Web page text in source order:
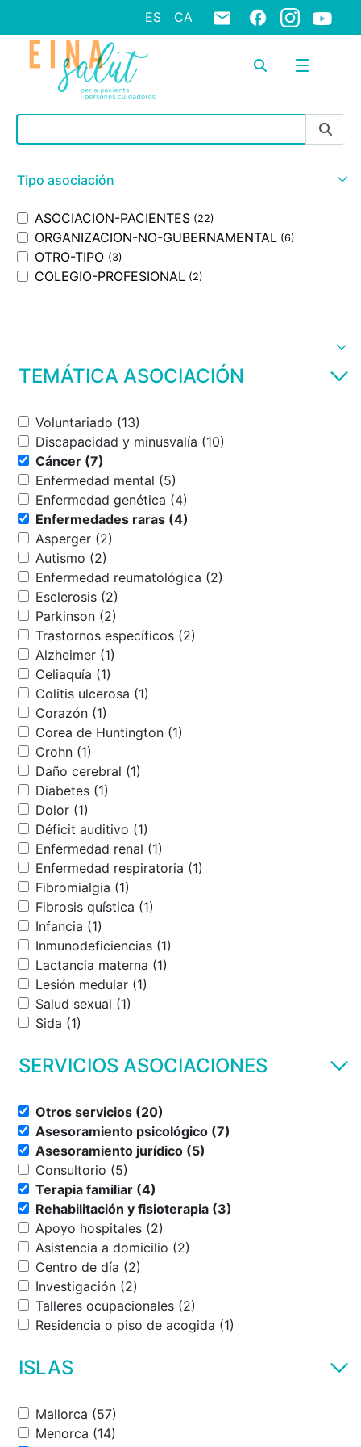
ES CA
Barra de búsqueda
Tipo asociación
ASOCIACION-PACIENTES (22)
ORGANIZACION-NO-GUBERNAMENTAL (6)
OTRO-TIPO (3)
COLEGIO-PROFESIONAL (2)
TEMÁTICA ASOCIACIÓN
Voluntariado (13)
Discapacidad y minusvalía (10)
Cáncer (7)
Enfermedad mental (5)
Enfermedad genética (4)
Enfermedades raras (4)
Asperger (2)
Autismo (2)
Enfermedad reumatológica (2)
Esclerosis (2)
Parkinson (2)
Trastornos específicos (2)
Alzheimer (1)
Celiaquía (1)
Colitis ulcerosa (1)
Corazón (1)
Corea de Huntington (1)
Crohn (1)
Daño cerebral (1)
Diabetes (1)
Dolor (1)
Déficit auditivo (1)
Enfermedad renal (1)
Enfermedad respiratoria (1)
Fibromialgia (1)
Fibrosis quística (1)
Infancia (1)
Inmunodeficiencias (1)
Lactancia materna (1)
Lesión medular (1)
Salud sexual (1)
Sida (1)
SERVICIOS ASOCIACIONES
Otros servicios (20)
Asesoramiento psicológico (7)
Asesoramiento jurídico (5)
Consultorio (5)
Terapia familiar (4)
Rehabilitación y fisioterapia (3)
Apoyo hospitales (2)
Asistencia a domicilio (2)
Centro de día (2)
Investigación (2)
Talleres ocupacionales (2)
Residencia o piso de acogida (1)
ISLAS
Mallorca (57)
Menorca (14)